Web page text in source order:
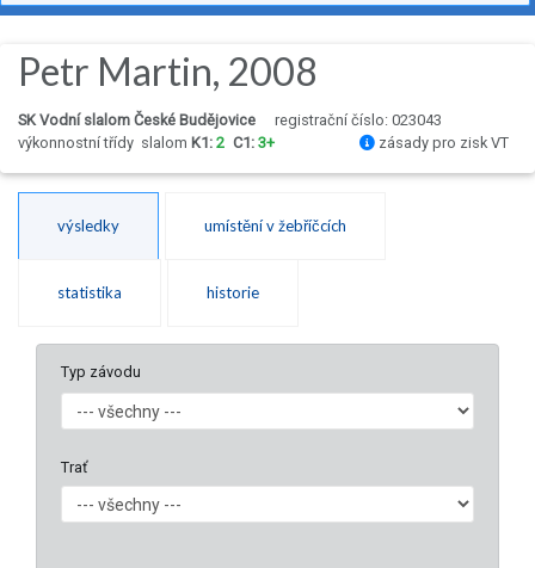
Petr Martin, 2008
SK Vodní slalom České Budějovice
registrační číslo: 023043
výkonnostní třídy slalom K1: 2 C1: 3+ zásady pro zisk VT
výsledky umístění v žebříčcích
statistika historie
Typ závodu
Trať